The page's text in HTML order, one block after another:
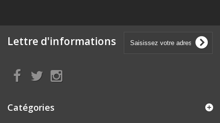
Lettre d'informations
Catégories